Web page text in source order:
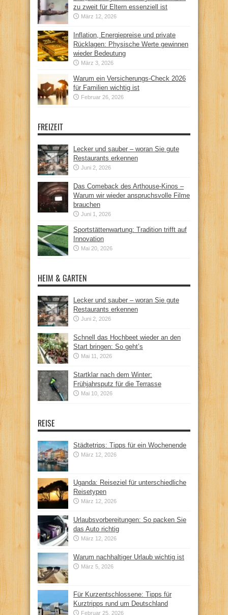
zu zweit für Eltern essenziell ist
März 12, 2026
Inflation, Energiepreise und private
Rücklagen: Physische Werte gewinnen
wieder Bedeutung
März 3, 2026
Warum ein Versicherungs-Check 2026
für Familien wichtig ist
Februar 26, 2026
FREIZEIT
Lecker und sauber – woran Sie gute
Restaurants erkennen
Juni 2, 2026
Das Comeback des Arthouse-Kinos –
Warum wir wieder anspruchsvolle Filme
brauchen
Juni 1, 2026
Sportstättenwartung: Tradition trifft auf
Innovation
Mai 20, 2026
HEIM & GARTEN
Lecker und sauber – woran Sie gute
Restaurants erkennen
Juni 2, 2026
Schnell das Hochbeet wieder an den
Start bringen: So geht’s
Mai 11, 2026
Startklar nach dem Winter:
Frühjahrsputz für die Terrasse
Mai 10, 2026
REISE
Städtetrips: Tipps für ein Wochenende
März 12, 2026
Uganda: Reiseziel für unterschiedliche
Reisetypen
März 12, 2026
Urlaubsvorbereitungen: So packen Sie
das Auto richtig
März 12, 2026
Warum nachhaltiger Urlaub wichtig ist
März 5, 2026
Für Kurzentschlossene: Tipps für
Kurztripps rund um Deutschland
Februar 25, 2026